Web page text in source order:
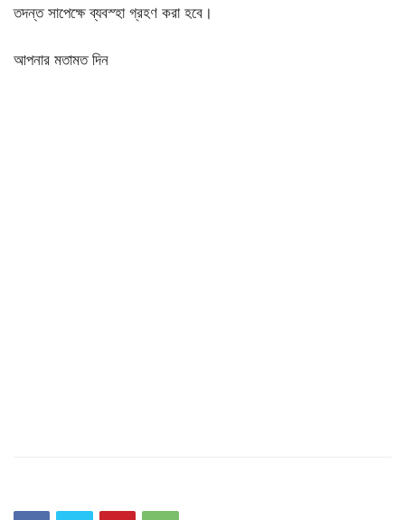
তদন্ত সাপেক্ষে ব্যবস্হা গ্রহণ করা হবে।
আপনার মতামত দিন